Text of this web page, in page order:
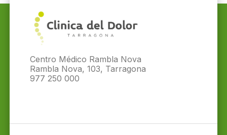
Centro Médico Rambla Nova
Rambla Nova, 103, Tarragona
977 250 000